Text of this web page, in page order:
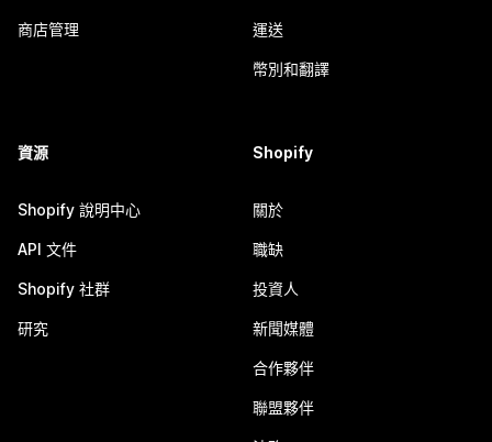
商店管理 運送
幣別和翻譯
資源
Shopify 說明中心
API 文件
Shopify 社群
研究
Shopify
關於
職缺
投資人
新聞媒體
合作夥伴
聯盟夥伴